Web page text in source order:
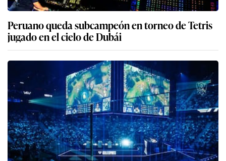
Peruano queda subcampeón en torneo de Tetris
jugado en el cielo de Dubái